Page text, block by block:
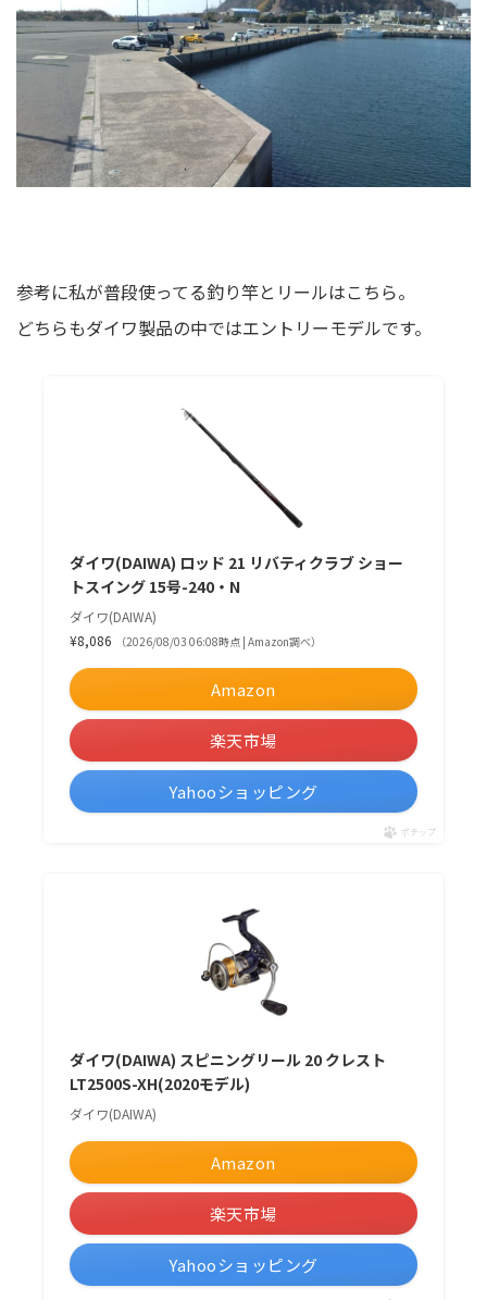
参考に私が普段使ってる釣り竿とリールはこちら。
どちらもダイワ製品の中ではエントリーモデルです。
ダイワ(DAIWA) ロッド 21 リバティクラブ ショー
トスイング 15号-240・N
ダイワ(DAIWA)
¥8,086
（2026/08/03 06:08時点 | Amazon調べ）
Amazon
楽天市場
Yahooショッピング
ポチップ
ダイワ(DAIWA) スピニングリール 20 クレスト
LT2500S-XH(2020モデル)
ダイワ(DAIWA)
Amazon
楽天市場
Yahooショッピング